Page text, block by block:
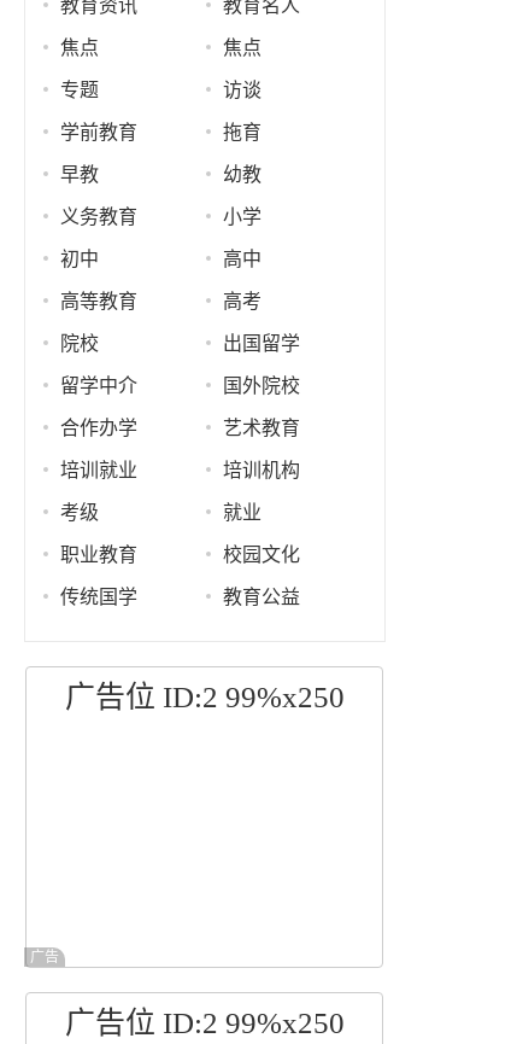
教育资讯 教育名人
焦点 焦点
专题 访谈
学前教育 拖育
早教 幼教
义务教育 小学
初中 高中
高等教育 高考
院校 出国留学
留学中介 国外院校
合作办学 艺术教育
培训就业 培训机构
考级 就业
职业教育 校园文化
传统国学 教育公益
广告位 ID:2 99%x250
广告
广告位 ID:2 99%x250